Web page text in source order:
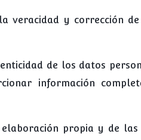
veracidad y corrección
de los datos
información
propia y de